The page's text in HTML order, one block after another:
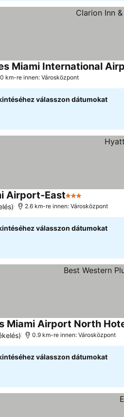
Miami International
km-re innen: Városközpont
válasszon dátumokat
Airport-East3 Kategória
2.6 km-re innen: Városközpont
válasszon dátumokat
Miami Airport North
0.9 km-re innen: Városközpont
válasszon dátumokat